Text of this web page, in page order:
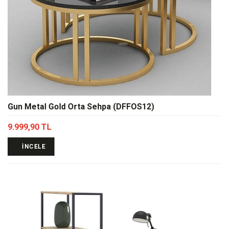
Gun Metal Gold Orta Sehpa (DFFOS12)
9.999,90 TL
İNCELE